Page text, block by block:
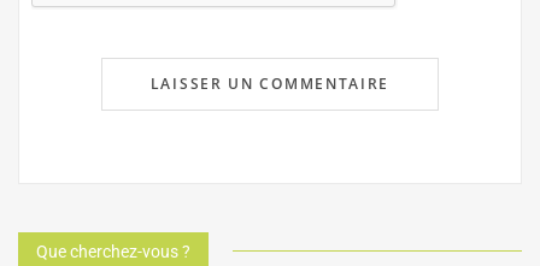
Que cherchez-vous ?